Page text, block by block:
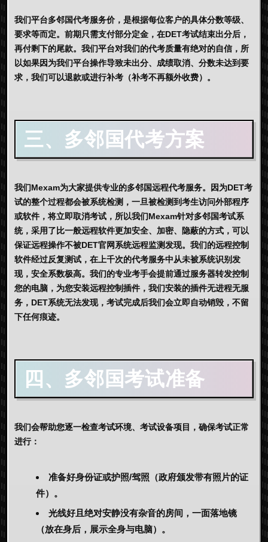
我们平台多邻国代考服务价，是根据每位客户的具体分数等级、
要求等而定。前期只需支付部分定金，在DET考试结束出分后，
再付剩下的尾款。我们平台对我们的代考质量有绝对的自信，所
以如果因为我们平台操作导致未出分、成绩取消、分数未达到要
求，我们可以退款或进行补考（补考不再额外收费）。
三、多邻国代考方案
我们Mexam为大家提供专业的多邻国远程代考服务。因为DET考
试的整个过程都会被系统检测，一旦被检测到考生访问外部程序
或软件，将立即取消考试，所以我们Mexam针对多邻国考试系
统，采用了比一般远程软件更加安全、加密、隐蔽的方式，可以
保证远程操作不被DET官网系统远程监测发现。我们的远程控制
软件经过反复测试，在上千次的代考服务中从未被系统识别发
现，安全系数极高。我们的专业考手会提前通过服务器转发控制
您的电脑，为您安装远程控制插件，我们安装的插件无进程无服
务，DET系统无法发现，考试完成后我们会立即自动销毁，不留
下任何痕迹。
四、多邻国考试准备
我们会帮助您逐一检查考试环境、考试设备项目，确保考试正常
进行：
准备好身份证或护照/驾照（政府颁发带有照片的证
件）。
光线好且绝对安静没有杂音的房间，一面落地镜
（放在身后，展示全身与电脑）。